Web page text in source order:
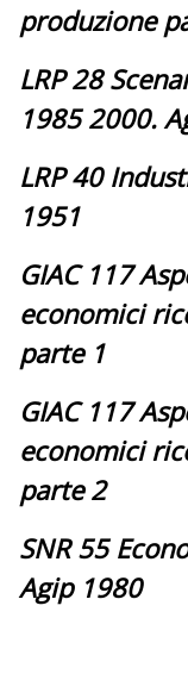
produzione
LRP 28
1985 2000.
LRP 40
1951
GIAC 117
economici
parte 1
GIAC 117
economici
parte 2
SNR 55
Agip 1980